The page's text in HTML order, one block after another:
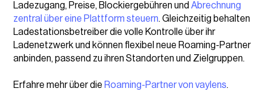
Ladezugang, Preise, Blockiergebühren und Abrechnung
zentral über eine Plattform steuern. Gleichzeitig behalten
Ladestationsbetreiber die volle Kontrolle über ihr
Ladenetzwerk und können flexibel neue Roaming-Partner
anbinden, passend zu ihren Standorten und Zielgruppen.
Erfahre mehr über die Roaming-Partner von vaylens.